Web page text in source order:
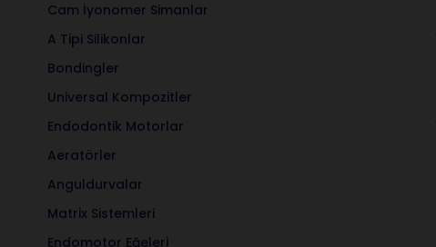
Cam İyonomer Simanlar
A Tipi Silikonlar
Bondingler
Universal Kompozitler
Endodontik Motorlar
Aeratörler
Anguldurvalar
Matrix Sistemleri
Endomotor Eğeleri